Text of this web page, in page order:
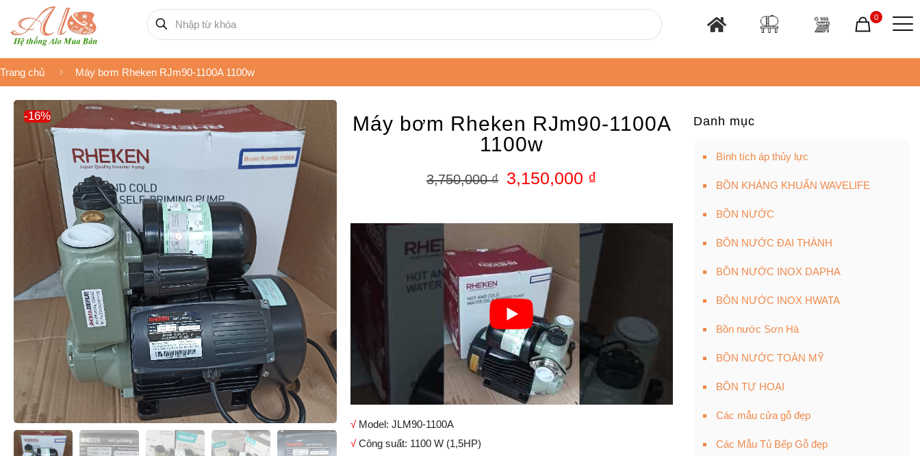
0
Trang chủ Máy bơm Rheken RJm90-1100A 1100w
-16%
Máy bơm Rheken RJm90-1100A
1100w
3,750,000₫ 3,150,000 ₫
√ Model: JLM90-1100A
√Công suất: 1100 W (1,5HP)
Danh mục
Bình tích áp thủy lực
BỒN KHÁNG KHUẨN WAVELIFE
BỒN NƯỚC
BỒN NƯỚC ĐẠI THÀNH
BỒN NƯỚC INOX DAPHA
BỒN NƯỚC INOX HWATA
Bồn nước Sơn Hà
BỒN NƯỚC TOÀN MỸ
BỒN TỰ HOẠI
Các mẫu cửa gỗ đẹp
Các Mẫu Tủ Bếp Gỗ đẹp